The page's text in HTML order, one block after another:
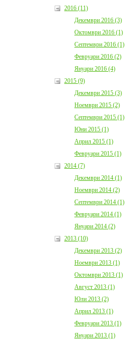
2016 (11)
Декември 2016 (3)
Октомври 2016 (1)
Септември 2016 (1)
Февруари 2016 (2)
Януари 2016 (4)
2015 (9)
Декември 2015 (3)
Ноември 2015 (2)
Септември 2015 (1)
Юни 2015 (1)
Април 2015 (1)
Февруари 2015 (1)
2014 (7)
Декември 2014 (1)
Ноември 2014 (2)
Септември 2014 (1)
Февруари 2014 (1)
Януари 2014 (2)
2013 (10)
Декември 2013 (2)
Ноември 2013 (1)
Октомври 2013 (1)
Август 2013 (1)
Юли 2013 (2)
Април 2013 (1)
Февруари 2013 (1)
Януари 2013 (1)